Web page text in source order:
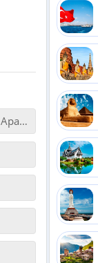
Саудовская Аравия